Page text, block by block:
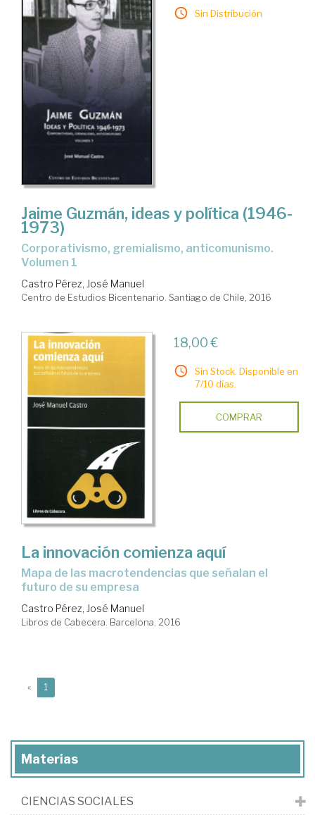
Sin Distribución
Jaime Guzmán, ideas y política (1946-
1973)
Corporativismo, gremialismo, anticomunismo.
Volumen 1
Castro Pérez, José Manuel
Centro de Estudios Bicentenario. Santiago de Chile, 2016
18,00 €
Sin Stock. Disponible en
7/10 días.
COMPRAR
La innovación comienza aquí
mapa de las macrotendencias que señalan el
futuro de su empresa
Castro Pérez, José Manuel
Libros de Cabecera. Barcelona, 2016
« 1
Materias
CIENCIAS SOCIALES